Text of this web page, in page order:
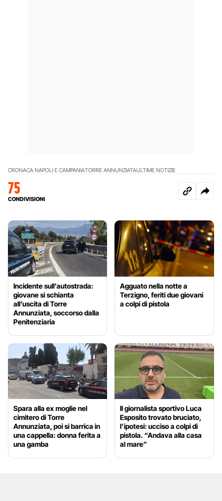
CRONACA NAPOLI E CAMPANIATORRE ANNUNZIATAULTIME NOTIZIE
75
CONDIVISIONI
Incidente sull’autostrada:
giovane si schianta
all’uscita di Torre
Annunziata, soccorso dalla
Penitenziaria
Agguato nella notte a
Terzigno, feriti due giovani
a colpi di pistola
Spara alla ex moglie nel
cimitero di Torre
Annunziata, poi si barrica in
una cappella: donna ferita a
una gamba
Il giornalista sportivo Luca
Esposito trovato bruciato,
l’ipotesi: ucciso a colpi di
pistola. “Andava alla casa
al mare”